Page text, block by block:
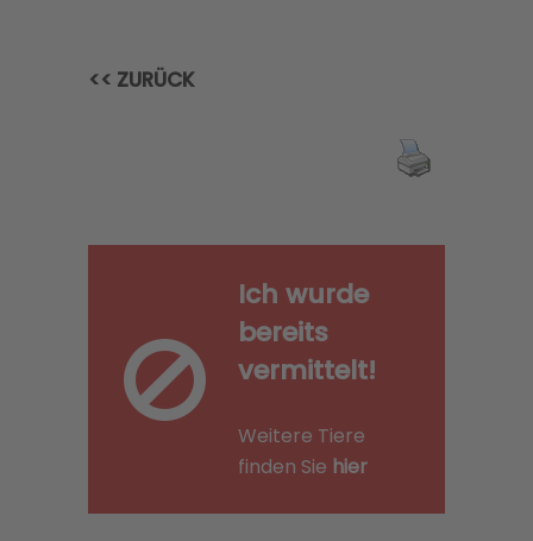
<< ZURÜCK
Ich wurde
bereits
vermittelt!
Weitere Tiere
finden Sie hier